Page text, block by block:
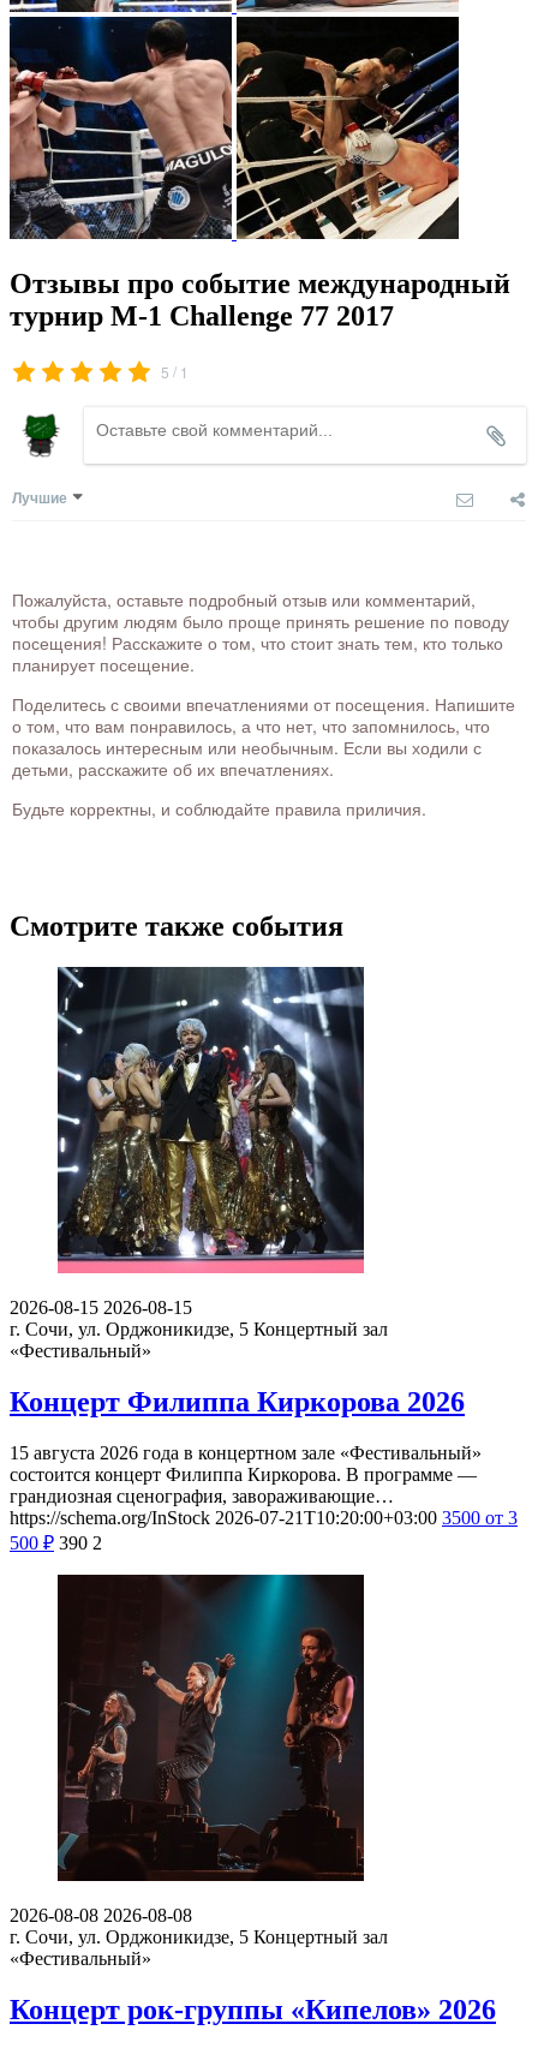
Отзывы про событие международный
турнир M-1 Challenge 77 2017
5 / 1
Лучшие
Пожалуйста, оставьте подробный отзыв или комментарий,
чтобы другим людям было проще принять решение по поводу
посещения! Расскажите о том, что стоит знать тем, кто только
планирует посещение.
Поделитесь с своими впечатлениями от посещения. Напишите
о том, что вам понравилось, а что нет, что запомнилось, что
показалось интересным или необычным. Если вы ходили с
детьми, расскажите об их впечатлениях.
Будьте корректны, и соблюдайте правила приличия.
Смотрите также события
2026-08-15 2026-08-15
г. Сочи, ул. Орджоникидзе, 5 Концертный зал
«Фестивальный»
Концерт Филиппа Киркорова 2026
15 августа 2026 года в концертном зале «Фестивальный»
состоится концерт Филиппа Киркорова. В программе —
грандиозная сценография, завораживающие…
https://schema.org/InStock 2026-07-21T10:20:00+03:00 3500 от 3
500 ₽ 390 2
2026-08-08 2026-08-08
г. Сочи, ул. Орджоникидзе, 5 Концертный зал
«Фестивальный»
Концерт рок-группы «Кипелов» 2026